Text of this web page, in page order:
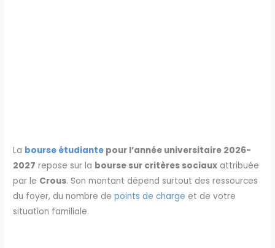
La bourse étudiante pour l’année universitaire 2026-
2027 repose sur la bourse sur critères sociaux attribuée
par le Crous. Son montant dépend surtout des ressources
du foyer, du nombre depoints de charge et de votre
situation familiale.